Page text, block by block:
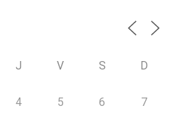
J V S D
4 5 6 7